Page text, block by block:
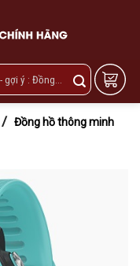
/ Đồng hồ thông minh